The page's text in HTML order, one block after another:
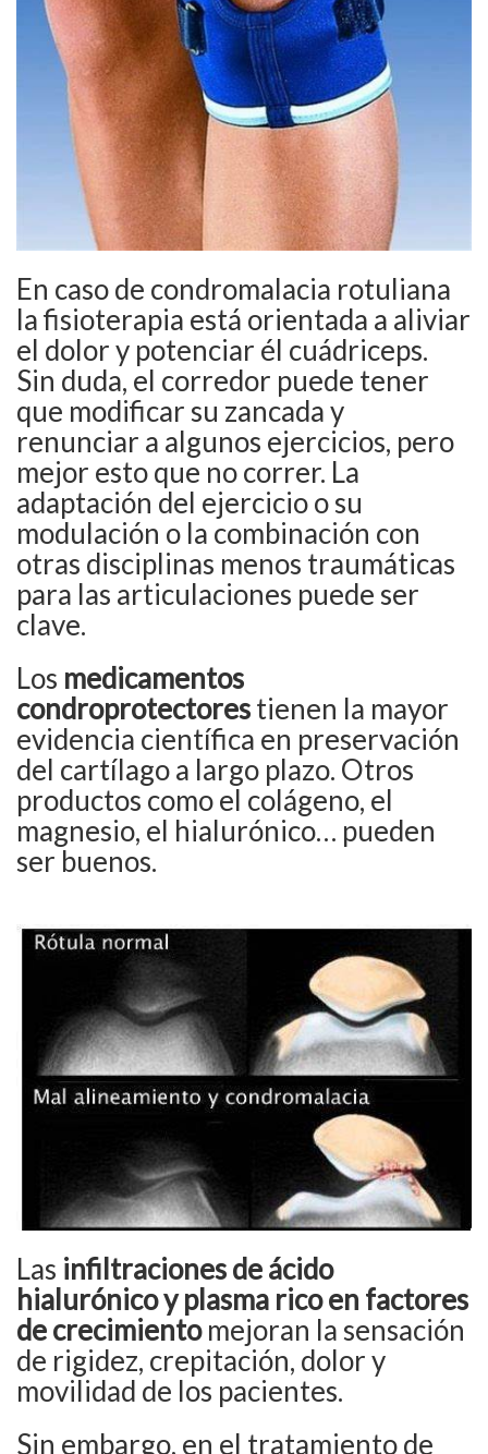
En caso de condromalacia rotuliana
la fisioterapia está orientada a aliviar
el dolor y potenciar él cuádriceps.
Sin duda, el corredor puede tener
que modificar su zancada y
renunciar a algunos ejercicios, pero
mejor esto que no correr. La
adaptación del ejercicio o su
modulación o la combinación con
otras disciplinas menos traumáticas
para las articulaciones puede ser
clave.
Los medicamentos
condroprotectorestienen la mayor
evidencia científica en preservación
del cartílago a largo plazo. Otros
productos como el colágeno, el
magnesio, el hialurónico… pueden
ser buenos.
Las infiltraciones de ácido
hialurónico y plasma rico en factores
de crecimientomejoran la sensación
de rigidez, crepitación, dolor y
movilidad de los pacientes.
Sin embargo, en el tratamiento de